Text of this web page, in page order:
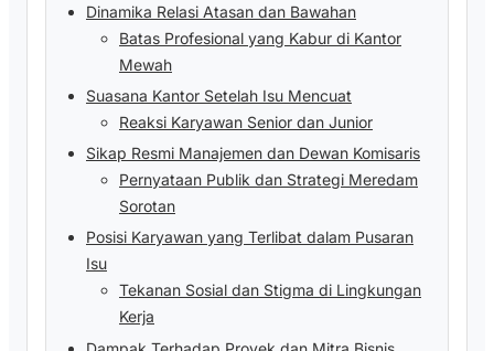
Dinamika Relasi Atasan dan Bawahan
Batas Profesional yang Kabur di Kantor
Mewah
Suasana Kantor Setelah Isu Mencuat
Reaksi Karyawan Senior dan Junior
Sikap Resmi Manajemen dan Dewan Komisaris
Pernyataan Publik dan Strategi Meredam
Sorotan
Posisi Karyawan yang Terlibat dalam Pusaran
Isu
Tekanan Sosial dan Stigma di Lingkungan
Kerja